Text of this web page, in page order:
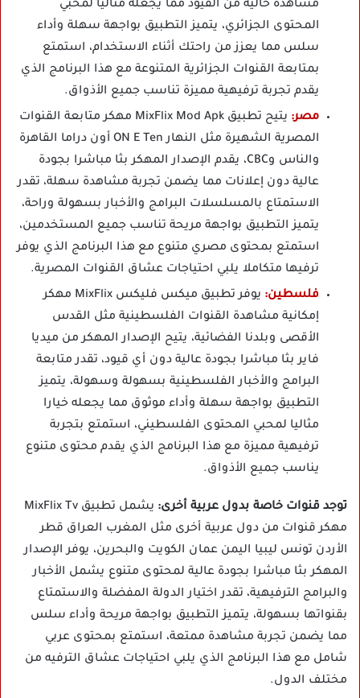
مشاهدة خالية من القيود مما يجعله مثاليا لمحبي
المحتوى الجزائري، يتميز التطبيق بواجهة سهلة وأداء
سلس مما يعزز من راحتك أثناء الاستخدام، استمتع
بمتابعة القنوات الجزائرية المتنوعة مع هذا البرنامج الذي
يقدم تجربة ترفيهية مميزة تناسب جميع الأذواق.
مصر:
يتيح تطبيق MixFlix Mod Apk مهكر متابعة القنوات
المصرية الشهيرة مثل النهار ON E Ten أون دراما القاهرة
والناس وCBC، يقدم الإصدار المهكر بثا مباشرا بجودة
عالية دون إعلانات مما يضمن تجربة مشاهدة سهلة، تقدر
الاستمتاع بالمسلسلات البرامج والأخبار بسهولة وراحة،
يتميز التطبيق بواجهة مريحة تناسب جميع المستخدمين،
استمتع بمحتوى مصري متنوع مع هذا البرنامج الذي يوفر
ترفيها متكاملا يلبي احتياجات عشاق القنوات المصرية.
فلسطين: يوفرتطبيق ميكس فليكس MixFlix مهكر
إمكانية مشاهدة القنوات الفلسطينية مثل القدس
الأقصى وبلدنا الفضائية، يتيح الإصدار المهكر من ميديا
فاير بثا مباشرا بجودة عالية دون أي قيود، تقدر متابعة
البرامج والأخبار الفلسطينية بسهولة وسهولة، يتميز
التطبيق بواجهة سهلة وأداء موثوق مما يجعله خيارا
مثاليا لمحبي المحتوى الفلسطيني، استمتع بتجربة
ترفيهية مميزة مع هذا البرنامج الذي يقدم محتوى متنوع
يناسب جميع الأذواق.
توجد قنوات خاصة بدول عربية أخرى:
يشمل تطبيق MixFlix Tv
مهكر قنوات من دول عربية أخرى مثل المغرب العراق قطر
الأردن تونس ليبيا اليمن عمان الكويت والبحرين، يوفر الإصدار
المهكر بثا مباشرا بجودة عالية لمحتوى متنوع يشمل الأخبار
والبرامج الترفيهية، تقدر اختيار الدولة المفضلة والاستمتاع
بقنواتها بسهولة، يتميز التطبيق بواجهة مريحة وأداء سلس
مما يضمن تجربة مشاهدة ممتعة، استمتع بمحتوى عربي
شامل مع هذا البرنامج الذي يلبي احتياجات عشاق الترفيه من
مختلف الدول.